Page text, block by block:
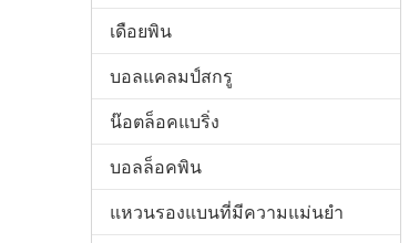
เดือยพิน
บอลแคลมป์สกรู
น๊อตล็อคแบริ่ง
บอลล็อคพิน
แหวนรองแบนที่มีความแม่นยำ